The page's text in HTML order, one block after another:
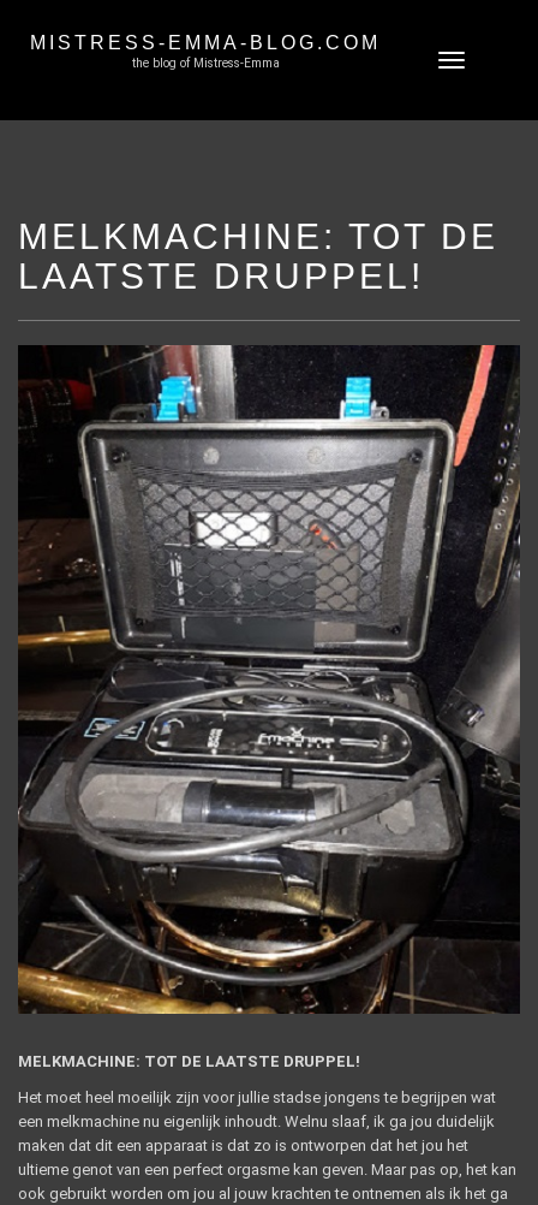
Toggle
MISTRESS-EMMA-BLOG.COM
the blog of Mistress-Emma
MELKMACHINE: TOT DE
LAATSTE DRUPPEL!
MELKMACHINE: TOT DE LAATSTE DRUPPEL!
Het moet heel moeilijk zijn voor jullie stadse jongens te begrijpen wat
een melkmachine nu eigenlijk inhoudt. Welnu slaaf, ik ga jou duidelijk
maken dat dit een apparaat is dat zo is ontworpen dat het jou het
ultieme genot van een perfect orgasme kan geven. Maar pas op, het kan
ook gebruikt worden om jou al jouw krachten te ontnemen als ik het ga